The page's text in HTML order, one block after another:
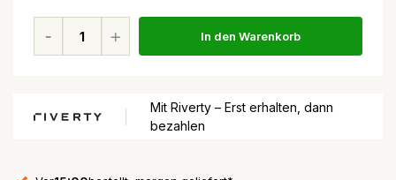
In den Warenkorb
Mit Riverty – Erst erhalten, dann
bezahlen